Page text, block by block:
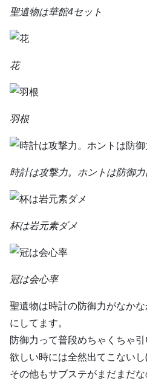
聖遺物は華館4セット
花
羽根
時計は攻撃力。ホントは防御
杯は岩元素ダメ
冠は会心率
聖遺物は時計の防御力がなか
にしてます。
防御力って普段めちゃくちゃ
欲しい時には全然出てこない
その他もサブステがまだまだ